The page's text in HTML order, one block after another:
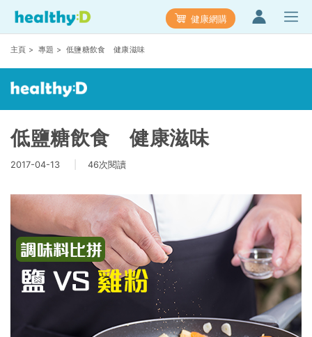
健康網購
主頁 > 專題 > 低鹽糖飲食 健康滋味
低鹽糖飲食 健康滋味
2017-04-13 46次閱讀